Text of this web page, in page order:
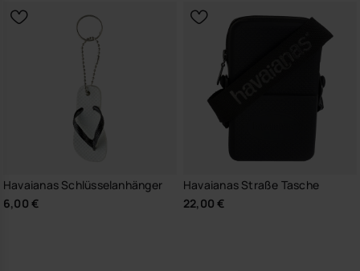
Havaianas Schlüsselanhänger
6,00 €
Havaianas Straße Tasche
22,00 €